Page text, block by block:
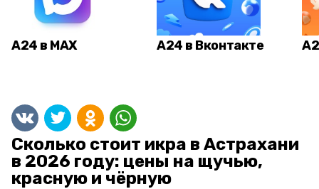
А24 в MAX А24 в Вконтакте
Сколько стоит икра в Астрахани
в 2026 году: цены на щучью,
красную и чёрную